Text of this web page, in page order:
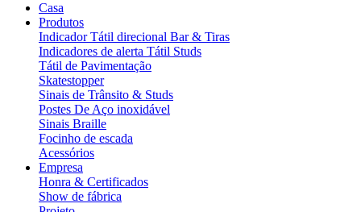
Casa
Produtos
Indicador Tátil direcional Bar & Tiras
Indicadores de alerta Tátil Studs
Tátil de Pavimentação
Skatestopper
Sinais de Trânsito & Studs
Postes De Aço inoxidável
Sinais Braille
Focinho de escada
Acessórios
Empresa
Honra & Certificados
Show de fábrica